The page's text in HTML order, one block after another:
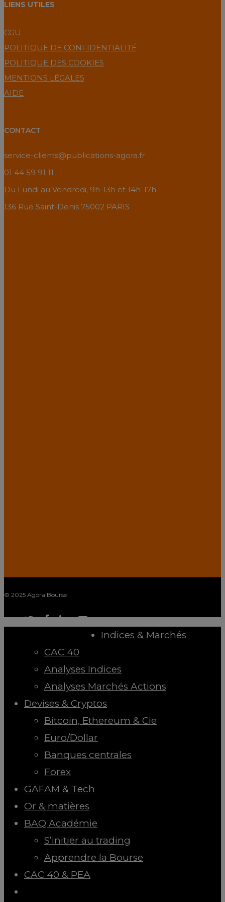
LIENS UTILES
CGU
POLITIQUE DE CONFIDENTIALITÉ
POLITIQUE DES COOKIES
MENTIONS LÉGALES
AIDE
CONTACT
service-clients@publications-agora.fr
01 44 59 91 11
Du Lundi au Vendredi, 9h-13h et 14h-17h
136 Rue Saint-Denis 75002 PARIS
© 2025 Agora Bourse
twitterfacebooklinkedinyoutubespotify
Close
Indices & Marchés
CAC 40
Analyses Indices
Analyses Marchés Actions
Devises & Cryptos
Bitcoin, Ethereum & Cie
Euro/Dollar
Banques centrales
Forex
GAFAM & Tech
Or & matières
BAQ Académie
S’initier au trading
Apprendre la Bourse
CAC 40 & PEA